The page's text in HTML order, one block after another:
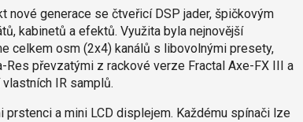
generace se čtveřicí DSP jader, špičkovým
kabinetů a efektů. Využita byla nejnovější
celkem osm (2x4) kanálů s libovolnými presety,
převzatými z rackové verze Fractal Axe-FX III a
IR samplů.
a mini LCD displejem. Každému spínači lze